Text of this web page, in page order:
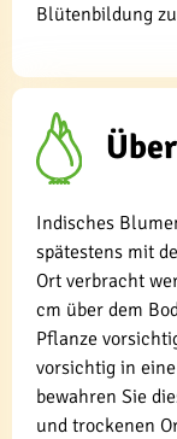
Blütenbildung
Indisches
spätestens mit
Ort verbracht
cm über dem
Pflanze
vorsichtig in
bewahren Sie
und trockenen